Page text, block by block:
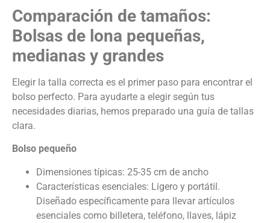
Comparación de tamaños:
Bolsas de lona pequeñas,
medianas y grandes
Elegir la talla correcta es el primer paso para encontrar el
bolso perfecto. Para ayudarte a elegir según tus
necesidades diarias, hemos preparado una guía de tallas
clara.
Bolso pequeño
Dimensiones típicas: 25-35 cm de ancho
Características esenciales: Ligero y portátil.
Diseñado específicamente para llevar artículos
esenciales como billetera, teléfono, llaves, lápiz